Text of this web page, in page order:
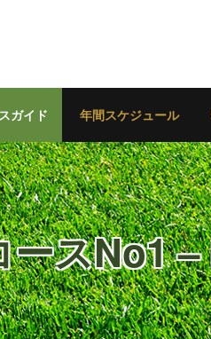
ガイド 年間スケジュール
ースNo1